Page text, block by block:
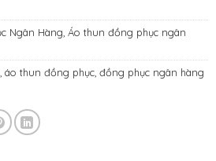
Ngân Hàng Áo thun đồng phục ngân
áo thun đồng phục, đồng phục ngân hàng